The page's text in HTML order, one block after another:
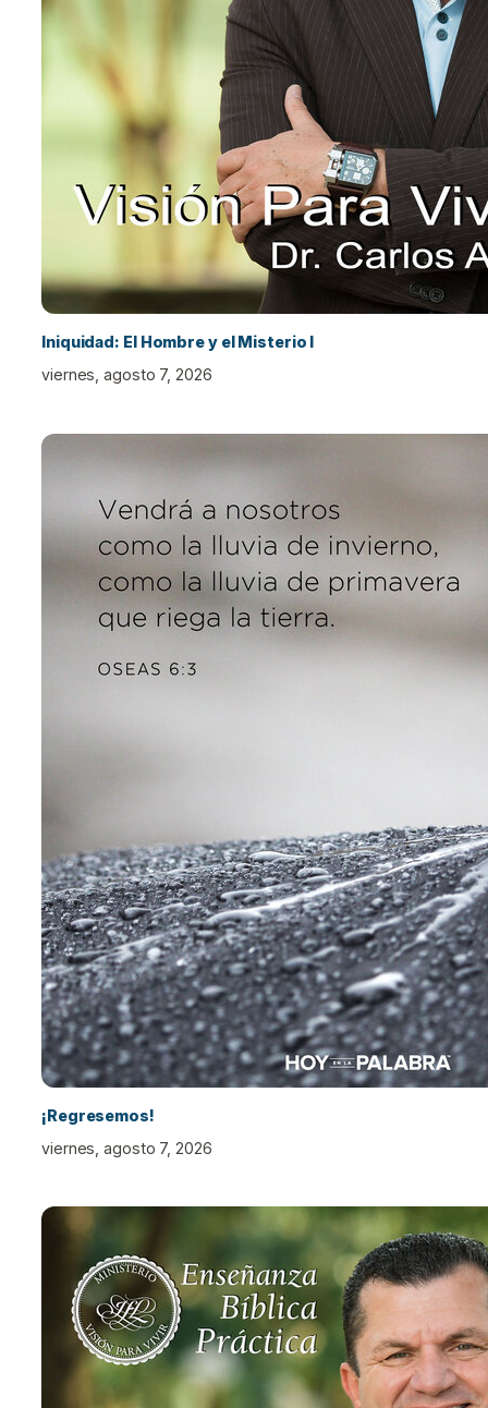
Iniquidad: El Hombre y el Misterio I
viernes, agosto 7, 2026
¡Regresemos!
viernes, agosto 7, 2026